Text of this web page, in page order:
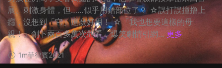
展、刺激身體，但……似乎用錯部位了？ ☆誤打誤撞撸上
癮，沒想到「它」這麼好用！ ☆「我也想要這樣的母
親！」創下兩百多萬次觀看，爆笑劇情引網... 更多
1m菲律賓2021